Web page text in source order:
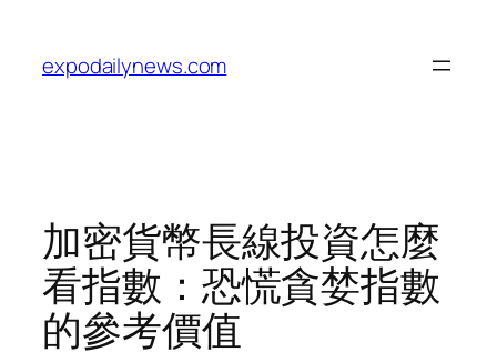
content
expodailynews.com
加密貨幣長線投資怎麼
看指數：恐慌貪婪指數
的參考價值